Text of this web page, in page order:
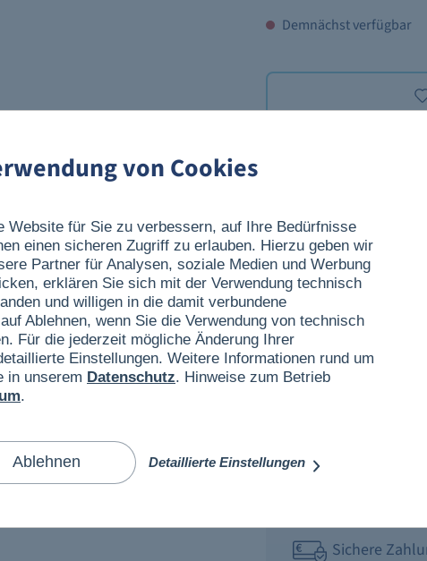
natürlichem Orangenaroma
glücklich. Und weil wir leider nicht
Kakaomasse, Emulgator:
Orangenaroma,
Bestandteile von ERDNÜSSEN,
Demnächst verfügbar
Benachrichtigen Sie
Ich akzeptiere die
Produktdetails
Versand 2-4
Sichere
von Cookies
Website für Sie zu verbessern, auf Ihre Bedürfnisse
einen sicheren Zugriff zu erlauben. Hierzu geben wir
Partner für Analysen, soziale Medien und Werbung
erklären Sie sich mit der Verwendung technisch
und willigen in die damit verbundene
Ablehnen, wenn Sie die Verwendung von technisch
Für die jederzeit mögliche Änderung Ihrer
Einstellungen. Weitere Informationen rund um
in unserem Datenschutz. Hinweise zum Betrieb
.
Ablehnen Detaillierte Einstellungen